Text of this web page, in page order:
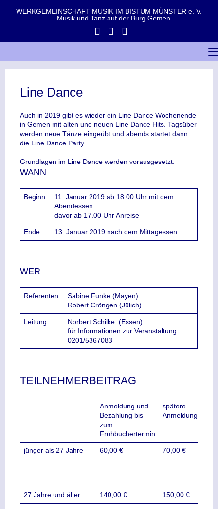
WERKGEMEINSCHAFT MUSIK IM BISTUM MÜNSTER e. V.
— Musik und Tanz auf der Burg Gemen
Line Dance
Auch in 2019 gibt es wieder ein Line Dance Wochenende
in Gemen mit alten und neuen Line Dance Hits. Tagsüber
werden neue Tänze eingeübt und abends startet dann
die Line Dance Party.
Grundlagen im Line Dance werden vorausgesetzt.
WANN
Beginn:
11. Januar 2019 ab 18.00 Uhr mit dem
Abendessen
davor ab 17.00 Uhr Anreise
Ende: 13. Januar 2019 nach dem Mittagessen
WER
Referenten:
Sabine Funke (Mayen)
Robert Cröngen (Jülich)
Leitung: Norbert Schilke (Essen)
für Informationen zur Veranstaltung:
0201/5367083
TEILNEHMERBEITRAG
Anmeldung und
Bezahlung bis
zum
Frühbuchertermin
spätere
Anmeldung
jünger als 27 Jahre 60,00 € 70,00 €
27 Jahre und älter 140,00 € 150,00 €